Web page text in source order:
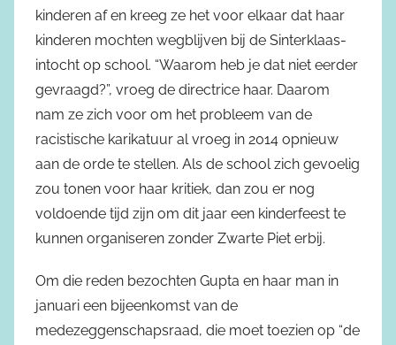
kinderen af en kreeg ze het voor elkaar dat haar
kinderen mochten wegblijven bij de Sinterklaas-
intocht op school. “Waarom heb je dat niet eerder
gevraagd?”, vroeg de directrice haar. Daarom
nam ze zich voor om het probleem van de
racistische karikatuur al vroeg in 2014 opnieuw
aan de orde te stellen. Als de school zich gevoelig
zou tonen voor haar kritiek, dan zou er nog
voldoende tijd zijn om dit jaar een kinderfeest te
kunnen organiseren zonder Zwarte Piet erbij.
Om die reden bezochten Gupta en haar man in
januari een bijeenkomst van de
medezeggenschapsraad, die moet toezien op “de